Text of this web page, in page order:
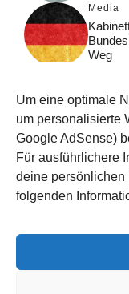
Um eine optimale
um personalisierte
Google AdSense)
Für ausführlichere
deine persönlichen
folgenden
Media
Weg
und
Wieso
kein
©